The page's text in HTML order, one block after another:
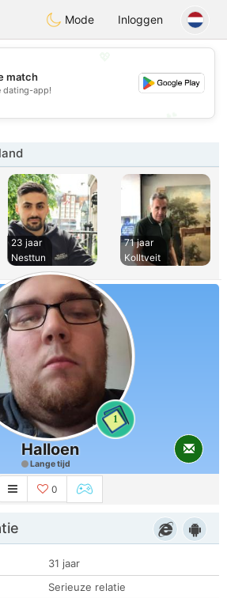
EkteNordmenn
Mode Inloggen
💕
match
dating-app!
23 jaar
Nesttun
71 jaar
Kolltveit
1
Halloen
Lange tijd
0
31 jaar
Serieuze relatie